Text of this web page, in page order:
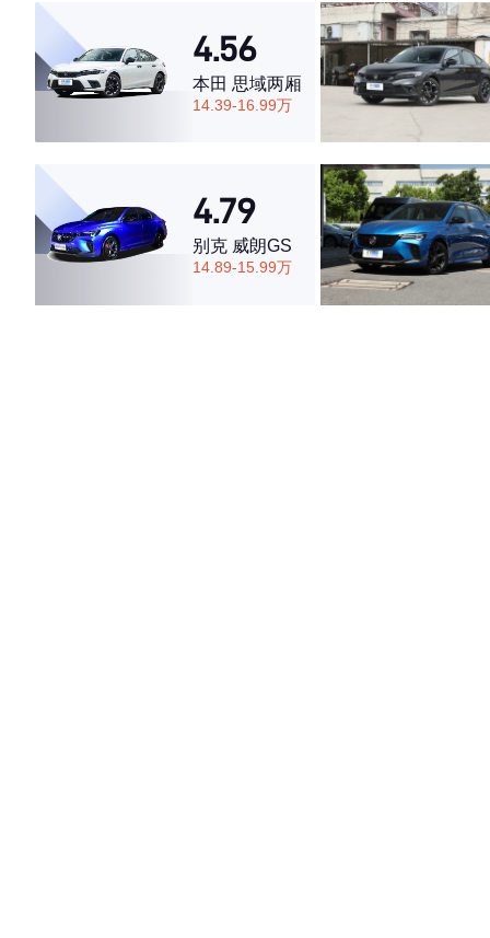
4.56
本田 思域两厢
14.39-16.99万
4.79
别克 威朗GS
14.89-15.99万